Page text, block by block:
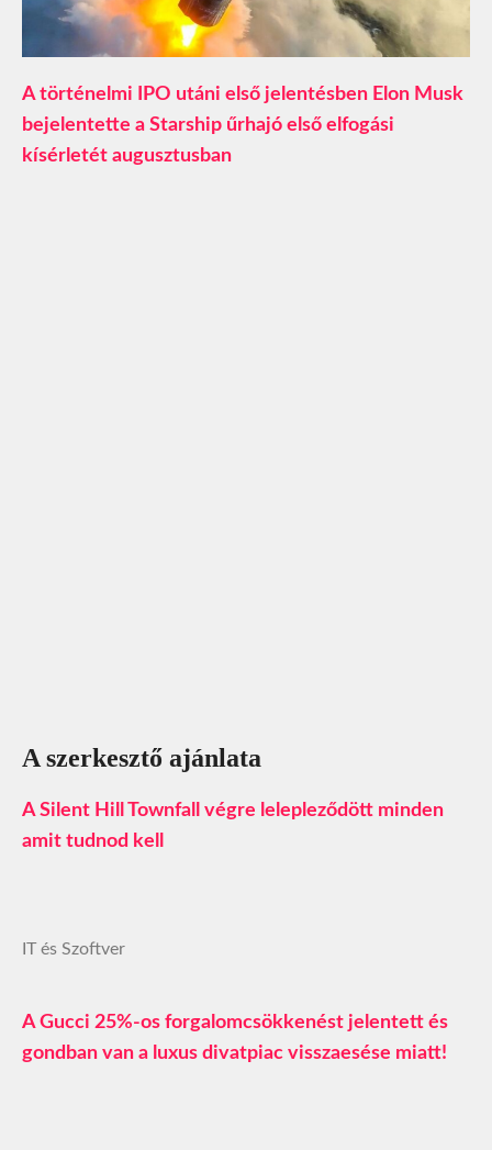
A történelmi IPO utáni első jelentésben Elon Musk
bejelentette a Starship űrhajó első elfogási
kísérletét augusztusban
A szerkesztő ajánlata
A Silent Hill Townfall végre lelepleződött minden
amit tudnod kell
IT és Szoftver
A Gucci 25%-os forgalomcsökkenést jelentett és
gondban van a luxus divatpiac visszaesése miatt!